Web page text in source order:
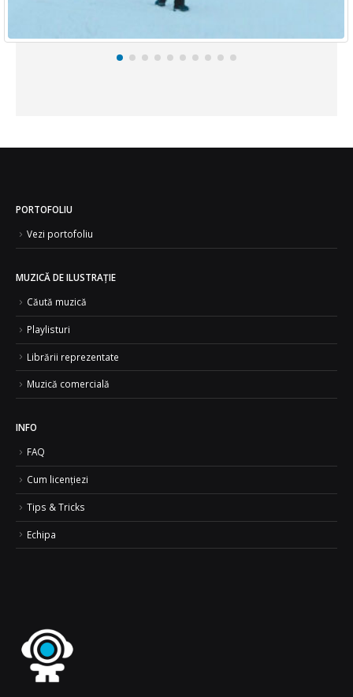
PORTOFOLIU
Vezi portofoliu
MUZICĂ DE ILUSTRAȚIE
Căută muzică
Playlisturi
Librării reprezentate
Muzică comercială
INFO
FAQ
Cum licențiezi
Tips & Tricks
Echipa